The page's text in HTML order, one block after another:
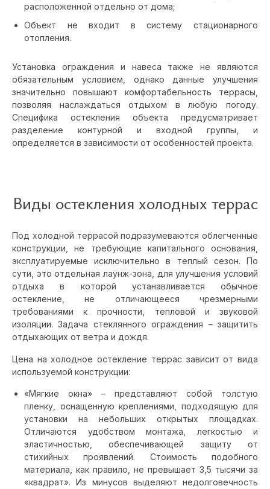
расположенной отдельно от дома;
Объект не входит в систему стационарного
отопления.
Установка ограждения и навеса также не являются
обязательным условием, однако данные улучшения
значительно повышают комфортабельность террасы,
позволяя наслаждаться отдыхом в любую погоду.
Специфика остекления объекта предусматривает
разделение контурной и входной группы, и
определяется в зависимости от особенностей проекта.
Виды остекления холодных террас
Под холодной террасой подразумеваются облегченные
конструкции, не требующие капитального основания,
эксплуатируемые исключительно в теплый сезон. По
сути, это отдельная лаунж-зона, для улучшения условий
отдыха в которой устанавливается обычное
остекление, не отличающееся чрезмерными
требованиями к прочности, тепловой и звуковой
изоляции. Задача стеклянного ограждения – защитить
отдыхающих от ветра и дождя.
Цена на холодное остекление террас зависит от вида
используемой конструкции:
«Мягкие окна» – представляют собой толстую
пленку, оснащенную креплениями, подходящую для
установки на небольших открытых площадках.
Отличаются удобством монтажа, легкостью и
эластичностью, обеспечивающей защиту от
стихийных проявлений. Стоимость подобного
материала, как правило, не превышает 3,5 тысячи за
«квадрат». Из минусов выделяют недолговечность